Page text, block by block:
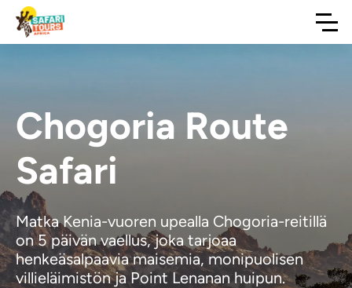
Chogoria Route
Safari
Matka Kenia-vuoren upealla Chogoria-reitillä
on 5 päivän vaellus, joka tarjoaa
henkeäsalpaavia maisemia, monipuolisen
villieläimistön ja Point Lenanan huipun.